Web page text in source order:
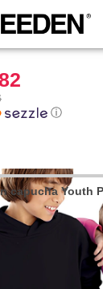
app!
ⓘ
capucha Youth